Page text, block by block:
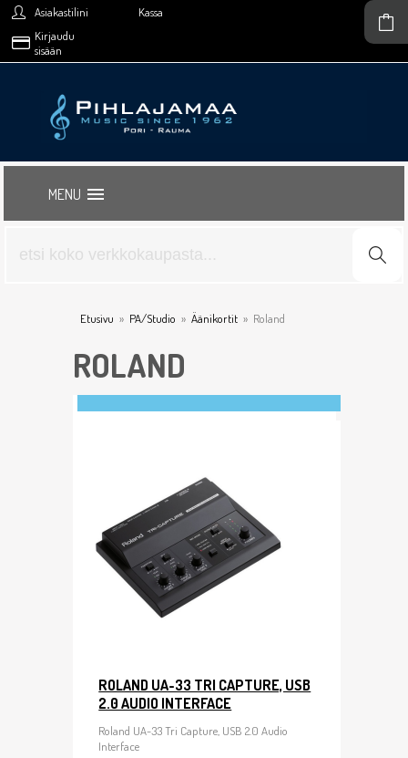
Asiakastilini
Kassa
Kirjaudu
sisään
MENU
Etusivu » PA/Studio » Äänikortit » Roland
ROLAND
ROLAND UA-33 TRI CAPTURE, USB
2.0 AUDIO INTERFACE
Roland UA-33 Tri Capture, USB 2.0 Audio
Interface